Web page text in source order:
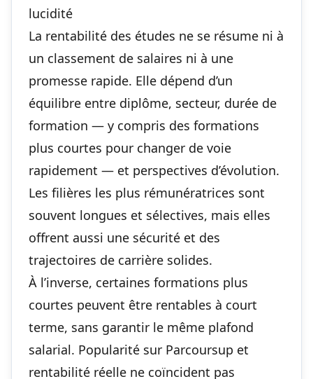
lucidité
La rentabilité des études ne se résume ni à
un classement de salaires ni à une
promesse rapide. Elle dépend d’un
équilibre entre diplôme, secteur, durée de
formation — y compris des formations
plus courtes pour changer de voie
rapidement — et perspectives d’évolution.
Les filières les plus rémunératrices sont
souvent longues et sélectives, mais elles
offrent aussi une sécurité et des
trajectoires de carrière solides.
À l’inverse, certaines formations plus
courtes peuvent être rentables à court
terme, sans garantir le même plafond
salarial. Popularité sur Parcoursup et
rentabilité réelle ne coïncident pas